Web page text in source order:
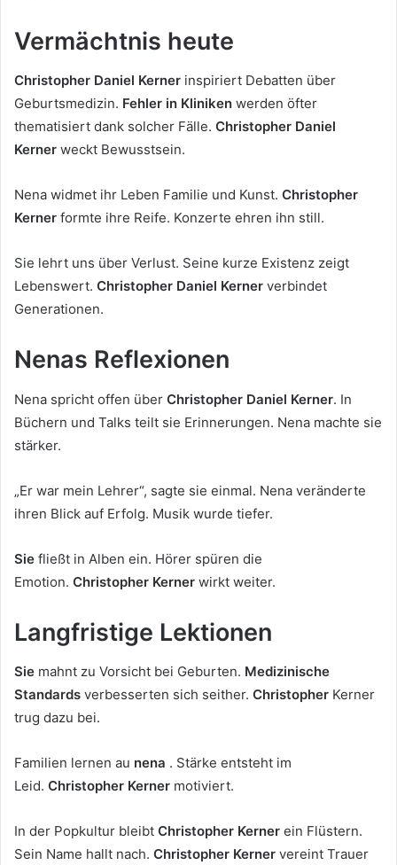
Vermächtnis heute
Christopher Daniel Kerner inspiriert Debatten über
Geburtsmedizin. Fehler in Kliniken werden öfter
thematisiert dank solcher Fälle. Christopher Daniel
Kerner weckt Bewusstsein.
Nena widmet ihr Leben Familie und Kunst. Christopher
Kerner formte ihre Reife. Konzerte ehren ihn still.
Sie lehrt uns über Verlust. Seine kurze Existenz zeigt
Lebenswert. Christopher Daniel Kerner verbindet
Generationen.
Nenas Reflexionen
Nena spricht offen über Christopher Daniel Kerner. In
Büchern und Talks teilt sie Erinnerungen. Nena machte sie
stärker.
„Er war mein Lehrer“, sagte sie einmal. Nena veränderte
ihren Blick auf Erfolg. Musik wurde tiefer.
Sie fließt in Alben ein. Hörer spüren die
Emotion. Christopher Kerner wirkt weiter.
Langfristige Lektionen
Sie mahnt zu Vorsicht bei Geburten. Medizinische
Standards verbesserten sich seither. Christopher Kerner
trug dazu bei.
Familien lernen au nena . Stärke entsteht im
Leid. Christopher Kerner motiviert.
In der Popkultur bleibt Christopher Kerner ein Flüstern.
Sein Name hallt nach. Christopher Kerner vereint Trauer